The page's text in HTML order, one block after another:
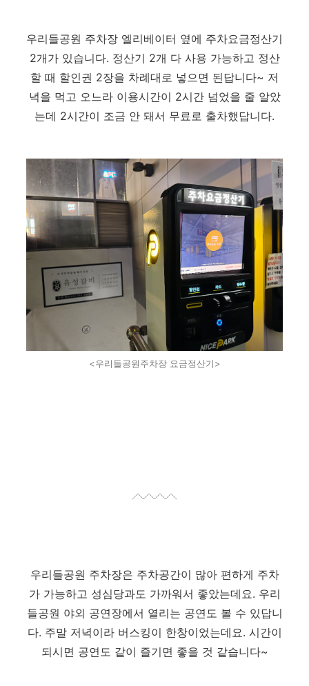
우리들공원 주차장 엘리베이터 옆에 주차요금정산기
2개가 있습니다. 정산기 2개 다 사용 가능하고 정산
할 때 할인권 2장을 차례대로 넣으면 된답니다~ 저
녁을 먹고 오느라 이용시간이 2시간 넘었을 줄 알았
는데 2시간이 조금 안 돼서 무료로 출차했답니다.
<우리들공원주차장 요금정산기>
우리들공원 주차장은 주차공간이 많아 편하게 주차
가 가능하고 성심당과도 가까워서 좋았는데요. 우리
들공원 야외 공연장에서 열리는 공연도 볼 수 있답니
다. 주말 저녁이라 버스킹이 한창이었는데요. 시간이
되시면 공연도 같이 즐기면 좋을 것 같습니다~